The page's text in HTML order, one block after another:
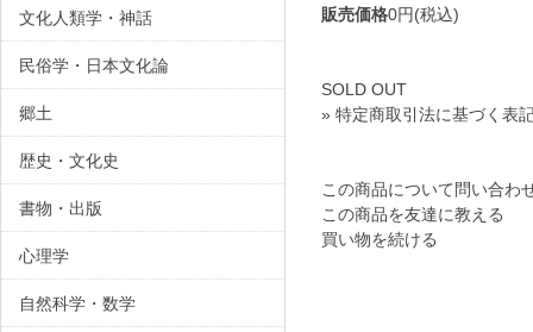
販売価格0円(税込)
SOLD OUT
» 特定商取引法に基づく表
この商品について問い合わ
この商品を友達に教える
買い物を続ける
文化人類学・神話
民俗学・日本文化論
郷土
歴史・文化史
書物・出版
心理学
自然科学・数学